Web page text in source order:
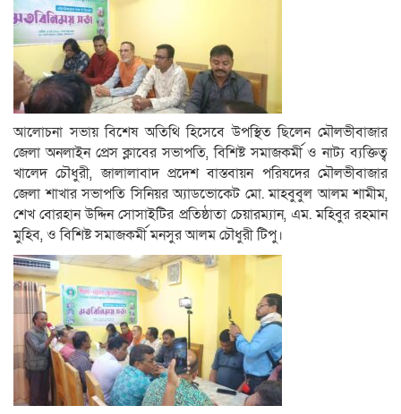
আলোচনা সভায় বিশেষ অতিথি হিসেবে উপস্থিত ছিলেন মৌলভীবাজার
জেলা অনলাইন প্রেস ক্লাবের সভাপতি, বিশিষ্ট সমাজকর্মী ও নাট্য ব্যক্তিত্ব
খালেদ চৌধুরী, জালালাবাদ প্রদেশ বাস্তবায়ন পরিষদের মৌলভীবাজার
জেলা শাখার সভাপতি সিনিয়র অ্যাডভোকেট মো. মাহবুবুল আলম শামীম,
শেখ বোরহান উদ্দিন সোসাইটির প্রতিষ্ঠাতা চেয়ারম্যান, এম. মহিবুর রহমান
মুহিব, ও বিশিষ্ট সমাজকর্মী মনসুর আলম চৌধুরী টিপু।